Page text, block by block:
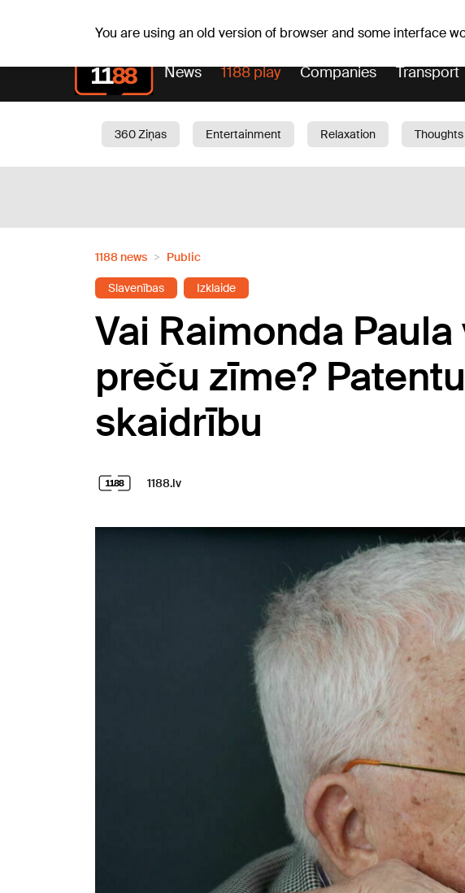
You are using an old version of browser and some interface
News 1188 play Companies Transport
360 Ziņas Entertainment Relaxation Thoughts
1188 news Public
Slavenības Izklaide
Vai Raimonda
preču zīme?
skaidrību
1188.lv